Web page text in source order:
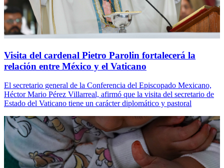
Visita del cardenal Pietro Parolin fortalecerá la
relación entre México y el Vaticano
El secretario general de la Conferencia del Episcopado Mexicano,
Héctor Mario Pérez Villarreal, afirmó que la visita del secretario de
Estado del Vaticano tiene un carácter diplomático y pastoral